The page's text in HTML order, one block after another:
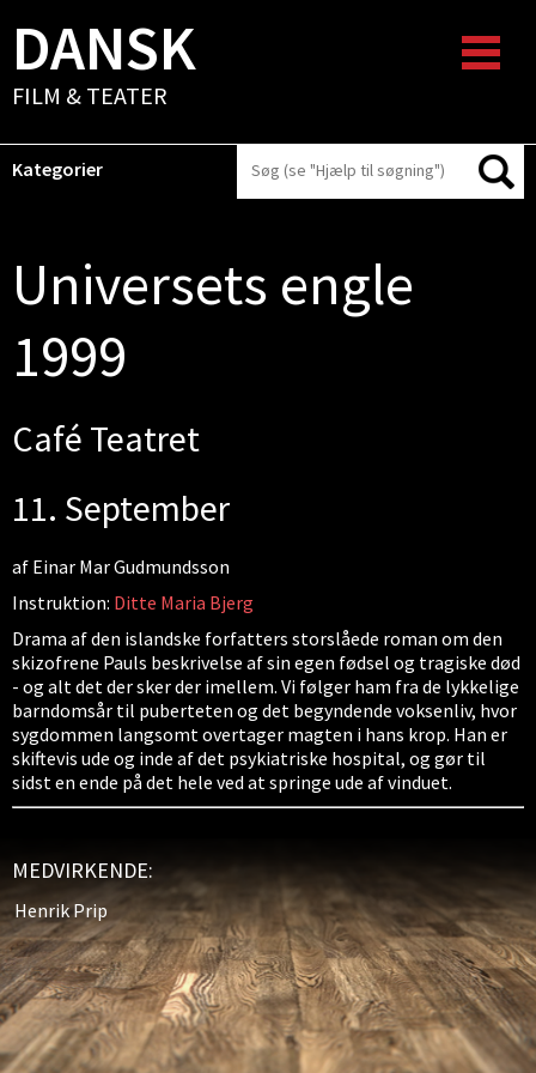
DANSK
FILM & TEATER
Kategorier
Universets engle
1999
Café Teatret
11. September
af Einar Mar Gudmundsson
Instruktion: Ditte Maria Bjerg
Drama af den islandske forfatters storslåede roman om den
skizofrene Pauls beskrivelse af sin egen fødsel og tragiske død
- og alt det der sker der imellem. Vi følger ham fra de lykkelige
barndomsår til puberteten og det begyndende voksenliv, hvor
sygdommen langsomt overtager magten i hans krop. Han er
skiftevis ude og inde af det psykiatriske hospital, og gør til
sidst en ende på det hele ved at springe ude af vinduet.
MEDVIRKENDE:
Henrik Prip